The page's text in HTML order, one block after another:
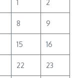
1 2
8 9
15 16
22 23